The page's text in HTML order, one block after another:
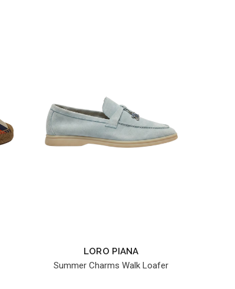
LORO PIANA
Summer Charms Walk Loafer